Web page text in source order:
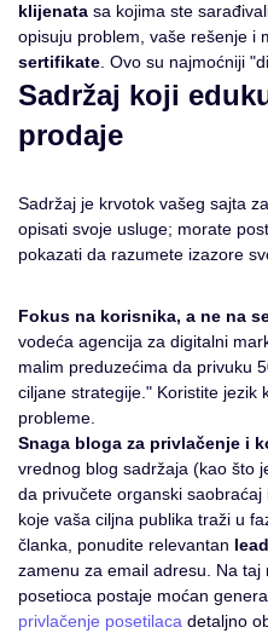
klijenata sa kojima ste
opisuju problem, vaše rešenje i
sertifikate . Ovo su najmoćniji
Sadržaj koji
prodaje
Sadržaj je krvotok vašeg sajta
opisati svoje usluge; morate
pokazati da razumete izazore
Fokus na korisnika, a ne na
vodeća agencija za digitalni
malim preduzećima da privuku
ciljane strategije." Koristite jezik
probleme.
Snaga bloga za privlačenje i
vrednog blog sadržaja (kao što
da privučete organski
koje vaša ciljna publika traži u
članka, ponudite relevantan
zamenu za email adresu. Na
posetioca postaje moćan
privlačenje posetilaca detaljno